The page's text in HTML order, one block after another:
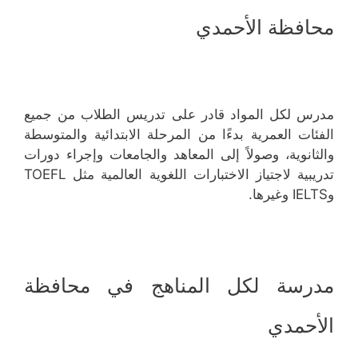
محافظة الأحمدي
مدرس لكل المواد قادر على تدريس الطلاب من جميع
الفئات العمرية بدءًا من المرحلة الابتدائية والمتوسطة
والثانوية، وصولاً إلى المعاهد والجامعات وإجراء دورات
تدريبية لاجتياز الاختبارات اللغوية العالمية مثل TOEFL
وIELTS وغيرها.
مدرسة لكل المناهج في محافظة
الأحمدي